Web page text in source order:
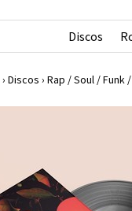
Discos
› Discos › Rap / Soul /